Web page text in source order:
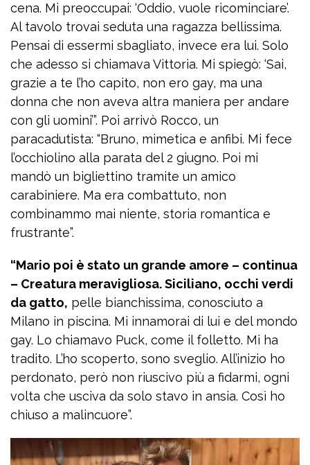
cena. Mi preoccupai: ‘Oddio, vuole ricominciare’.
Al tavolo trovai seduta una ragazza bellissima.
Pensai di essermi sbagliato, invece era lui. Solo
che adesso si chiamava Vittoria. Mi spiegò: ‘Sai,
grazie a te l’ho capito, non ero gay, ma una
donna che non aveva altra maniera per andare
con gli uomini’”. Poi arrivò Rocco, un
paracadutista: “Bruno, mimetica e anfibi. Mi fece
l’occhiolino alla parata del 2 giugno. Poi mi
mandò un bigliettino tramite un amico
carabiniere. Ma era combattuto, non
combinammo mai niente, storia romantica e
frustrante”.
“Mario poi è stato un grande amore – continua
– Creatura meravigliosa. Siciliano, occhi verdi
da gatto, pelle bianchissima, conosciuto a
Milano in piscina. Mi innamorai di lui e del mondo
gay. Lo chiamavo Puck, come il folletto. Mi ha
tradito. L’ho scoperto, sono sveglio. All’inizio ho
perdonato, però non riuscivo più a fidarmi, ogni
volta che usciva da solo stavo in ansia. Così ho
chiuso a malincuore”.